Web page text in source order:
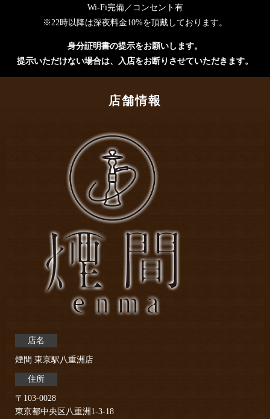
Wi-Fi完備／コンセント有
※22時以降は深夜料金10%を頂戴しております。
身分証明書の提示をお願いします。
提示いただけない場合は、入店をお断りさせていただきます。
店舗情報
店名
煙間 東京駅八重洲店
住所
〒103-0028
東京都中央区八重洲1-3-18